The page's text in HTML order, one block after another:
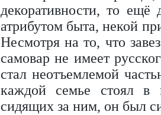
декоративности, то ещё
атрибутом быта, некой
Несмотря на то, что
самовар не имеет
стал неотъемлемой
каждой семье стоял в
сидящих за ним, он был